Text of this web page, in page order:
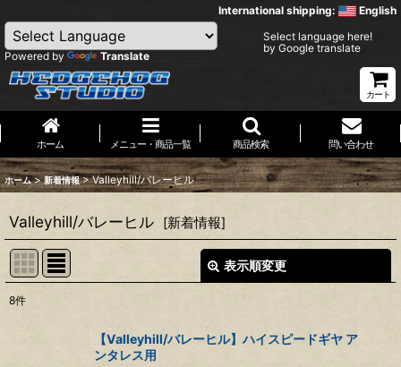
International shipping: English
Powered by Translate
Select language here!
by Google translate
カート
ホーム メニュー・商品一覧 商品検索 問い合わせ
ホーム > 新着情報 > Valleyhill/バレーヒル
Valleyhill/バレーヒル [新着情報]
表示順変更
8件
【Valleyhill/バレーヒル】ハイスピードギヤ ア
ンタレス用